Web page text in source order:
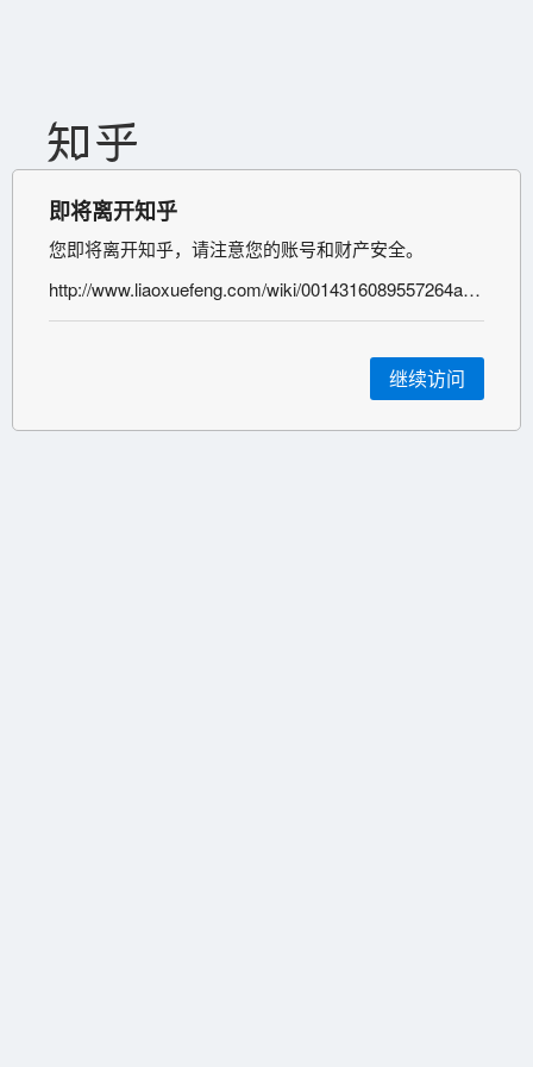
即将离开知乎
您即将离开知乎，请注意您的账号和财产安全。
http://www.liaoxuefeng.com/wiki/0014316089557264a6b348958f449949df42a6d3a2e542c000/00143167793538255adf33371774853a0ef943280573f4d000
继续访问